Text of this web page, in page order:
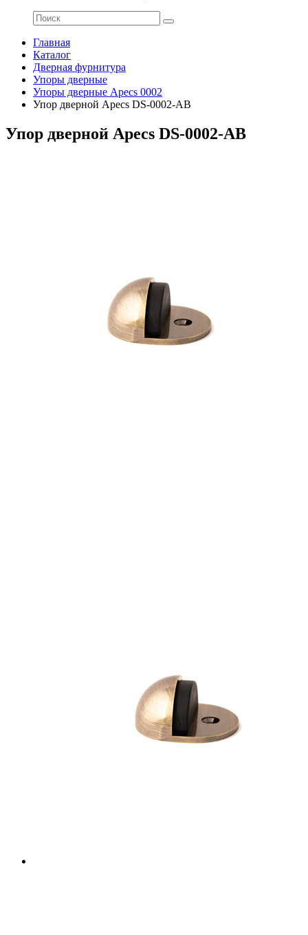
Главная
Каталог
Дверная фурнитура
Упоры дверные
Упоры дверные Apecs 0002
Упор дверной Apecs DS-0002-AB
Упор дверной Apecs DS-0002-AB